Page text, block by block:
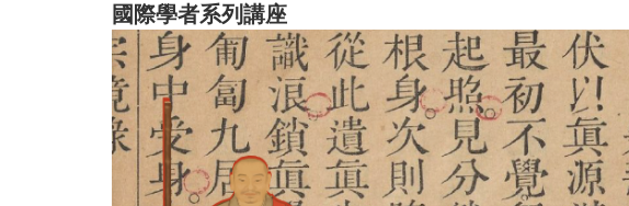
國際學者系列講座